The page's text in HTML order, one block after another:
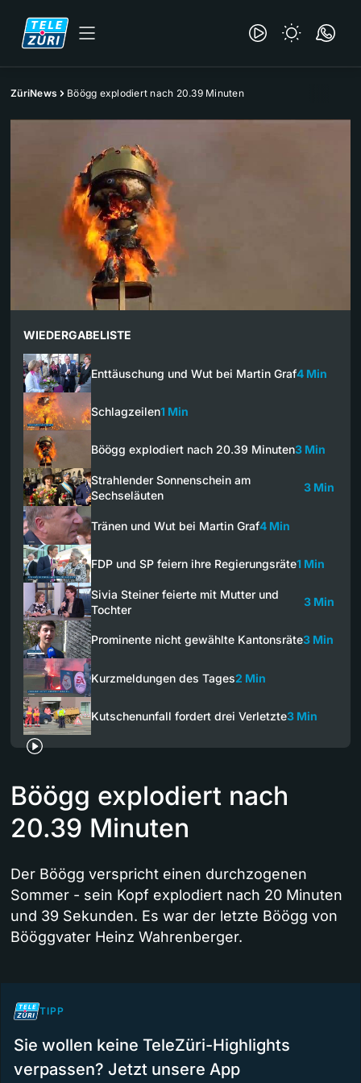
ZüriNews Böögg explodiert nach 20.39 Minuten
WIEDERGABELISTE
Enttäuschung und Wut bei Martin Graf4 Min
Schlagzeilen1 Min
Böögg explodiert nach 20.39 Minuten3 Min
Strahlender Sonnenschein am
Sechseläuten
3 Min
Tränen und Wut bei Martin Graf4 Min
FDP und SP feiern ihre Regierungsräte1 Min
Sivia Steiner feierte mit Mutter und
Tochter
3 Min
Prominente nicht gewählte Kantonsräte3 Min
Kurzmeldungen des Tages2 Min
Kutschenunfall fordert drei Verletzte3 Min
Böögg explodiert nach
20.39 Minuten
Der Böögg verspricht einen durchzogenen
Sommer - sein Kopf explodiert nach 20 Minuten
und 39 Sekunden. Es war der letzte Böögg von
Bööggvater Heinz Wahrenberger.
TIPP
Sie wollen keine TeleZüri-Highlights
verpassen? Jetzt unsere App